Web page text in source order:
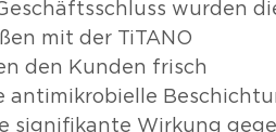
wurden
mit der TiTANO
den Kunden frisch
antimikrobielle
signifikante Wirkung